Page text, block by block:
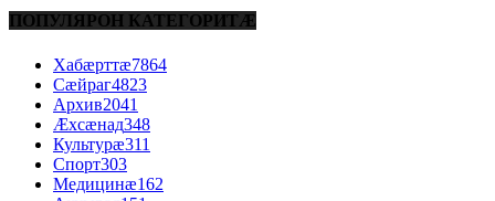
ПОПУЛЯРОН КАТЕГОРИТÆ
Хабæрттæ7864
Сæйраг4823
Архив2041
Æхсæнад348
Культурæ311
Спорт303
Медицинæ162